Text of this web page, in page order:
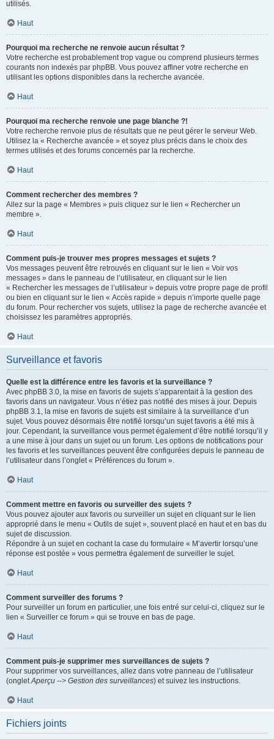
utilisés.
Haut
Pourquoi ma recherche ne renvoie aucun résultat ?
Votre recherche est probablement trop vague ou comprend plusieurs termes
courants non indexés par phpBB. Vous pouvez affiner votre recherche en
utilisant les options disponibles dans la recherche avancée.
Haut
Pourquoi ma recherche renvoie une page blanche ?!
Votre recherche renvoie plus de résultats que ne peut gérer le serveur Web.
Utilisez la « Recherche avancée » et soyez plus précis dans le choix des
termes utilisés et des forums concernés par la recherche.
Haut
Comment rechercher des membres ?
Allez sur la page « Membres » puis cliquez sur le lien « Rechercher un
membre ».
Haut
Comment puis-je trouver mes propres messages et sujets ?
Vos messages peuvent être retrouvés en cliquant sur le lien « Voir vos
messages » dans le panneau de l’utilisateur, en cliquant sur le lien
« Rechercher les messages de l’utilisateur » depuis votre propre page de profil
ou bien en cliquant sur le lien « Accès rapide » depuis n’importe quelle page
du forum. Pour rechercher vos sujets, utilisez la page de recherche avancée et
choisissez les paramètres appropriés.
Haut
Surveillance et favoris
Quelle est la différence entre les favoris et la surveillance ?
Avec phpBB 3.0, la mise en favoris de sujets s’apparentait à la gestion des
favoris dans un navigateur. Vous n’étiez pas notifié des mises à jour. Depuis
phpBB 3.1, la mise en favoris de sujets est similaire à la surveillance d’un
sujet. Vous pouvez désormais être notifié lorsqu’un sujet favoris a été mis à
jour. Cependant, la surveillance vous permet également d’être notifié lorsqu’il y
a une mise à jour dans un sujet ou un forum. Les options de notifications pour
les favoris et les surveillances peuvent être configurées depuis le panneau de
l’utilisateur dans l’onglet « Préférences du forum ».
Haut
Comment mettre en favoris ou surveiller des sujets ?
Vous pouvez ajouter aux favoris ou surveiller un sujet en cliquant sur le lien
approprié dans le menu « Outils de sujet », souvent placé en haut et en bas du
sujet de discussion.
Répondre à un sujet en cochant la case du formulaire « M’avertir lorsqu’une
réponse est postée » vous permettra également de surveiller le sujet.
Haut
Comment surveiller des forums ?
Pour surveiller un forum en particulier, une fois entré sur celui-ci, cliquez sur le
lien « Surveiller ce forum » qui se trouve en bas de page.
Haut
Comment puis-je supprimer mes surveillances de sujets ?
Pour supprimer vos surveillances, allez dans votre panneau de l’utilisateur
(ongletAperçu --> Gestion des surveillances) et suivez les instructions.
Haut
Fichiers joints